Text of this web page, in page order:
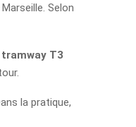
Selon
tramway T3
la pratique,